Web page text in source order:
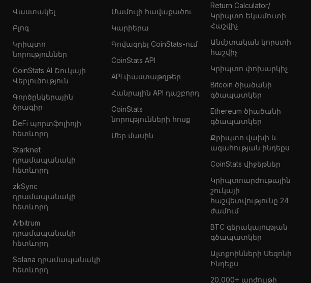
Վաստակել
Բլոգ
Կրիպտո
նորություններ
CoinStats AI Շուկայի
Վերլուծություն
Գործընկերային
ծրագիր
DeFi պորտֆոլիոյի
հետևորդ
Starknet
դրամապանակի
հետևորդ
zkSync
դրամապանակի
հետևորդ
Arbitrum
դրամապանակի
հետևորդ
Solana դրամապանակի
հետևորդ
Մամուլի հավաքածու
Կարիերա
Գովազդել CoinStats-ում
CoinStats API
API փաստաթղթեր
Հանրային API դաշբորդ
CoinStats
նորությունների հոսք
Մեր մասին
Return Calculator/
Կրիպտո Եկամուտի
Հաշվիչ
Անմշտական կորստի
հաշվիչ
Կրիպտո փոխարկիչ
Bitcoin ծիածանի
գծապատկեր
Ethereum ծիածանի
գծապատկեր
Քրիպտո վախի և
ագահության ինդեքս
CoinStats վիջեթներ
Կրիպտոարժութային
շուկայի
հաշվետվությունը 24
ժամում
BTC գերակայության
գծապատկեր
Ալտքոինների Սեզոնի
Ինդեքս
20,000+ արժույթի